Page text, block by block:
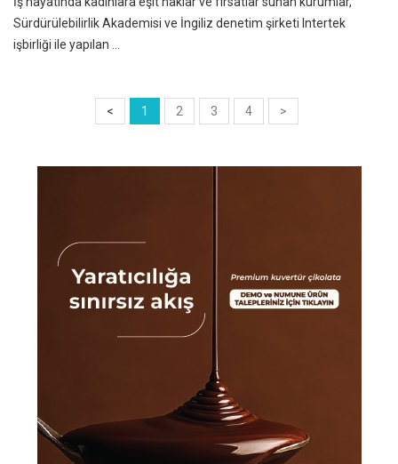
Sürdürülebilirlik Akademisi ve İngiliz denetim şirketi Intertek
işbirliği ile yapılan ...
< 1 2 3 4 >